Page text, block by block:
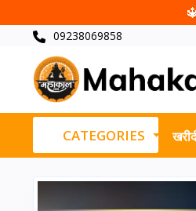
09238069858
CATEGORIES